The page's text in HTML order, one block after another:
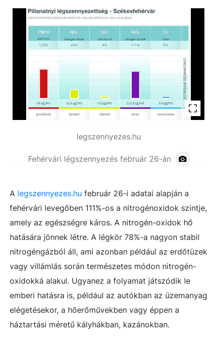
legszennyezes.hu
Fehérvári légszennyezés február 26-án
A legszennyezes.hu február 26-i adatai alapján a
fehérvári levegőben 111%-os a nitrogénoxidok szintje,
amely az egészségre káros. A nitrogén-oxidok hő
hatására jönnek létre. A légkör 78%-a nagyon stabil
nitrogéngázból áll, ami azonban például az erdőtüzek
vagy villámlás során természetes módon nitrogén-
oxidokká alakul. Ugyanez a folyamat játszódik le
emberi hatásra is, például az autókban az üzemanyag
elégetésekor, a hőerőművekben vagy éppen a
háztartási méretű kályhákban, kazánokban.